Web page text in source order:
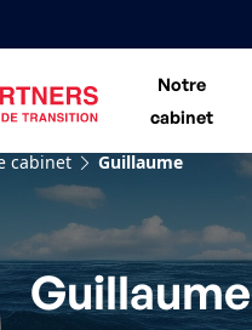
Notre
cabinet
cabinet Guillaume
Guillaume